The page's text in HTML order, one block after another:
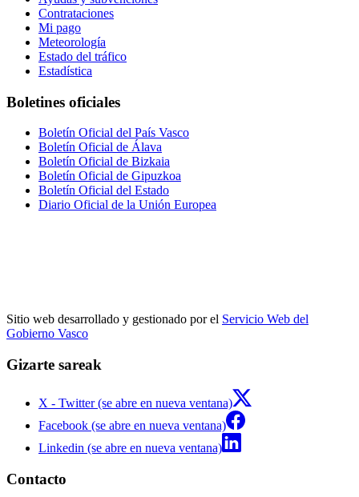
Contrataciones
Mi pago
Meteorología
Estado del tráfico
Estadística
Boletines oficiales
Boletín Oficial del País Vasco
Boletín Oficial de Álava
Boletín Oficial de Bizkaia
Boletín Oficial de Gipuzkoa
Boletín Oficial del Estado
Diario Oficial de la Unión Europea
Sitio web desarrollado y gestionado por el Servicio Web del
Gobierno Vasco
Gizarte sareak
X - Twitter (se abre en nueva ventana)
Facebook (se abre en nueva ventana)
Linkedin (se abre en nueva ventana)
Contacto